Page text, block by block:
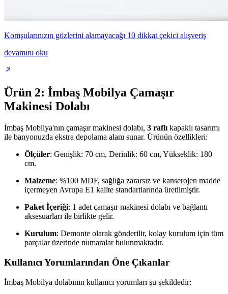
Komşularınızın gözlerini alamayacağı 10 dikkat çekici alışveriş
devamını oku
Ürün 2: İmbaş Mobilya Çamaşır
Makinesi Dolabı
İmbaş Mobilya'nın çamaşır makinesi dolabı, 3 raflı kapaklı tasarımı
ile banyonuzda ekstra depolama alanı sunar. Ürünün özellikleri:
Ölçüler: Genişlik: 70 cm, Derinlik: 60 cm, Yükseklik: 180
cm.
Malzeme: %100 MDF, sağlığa zararsız ve kanserojen madde
içermeyen Avrupa E1 kalite standartlarında üretilmiştir.
Paket İçeriği: 1 adet çamaşır makinesi dolabı ve bağlantı
aksesuarları ile birlikte gelir.
Kurulum: Demonte olarak gönderilir, kolay kurulum için tüm
parçalar üzerinde numaralar bulunmaktadır.
Kullanıcı Yorumlarından Öne Çıkanlar
İmbaş Mobilya dolabının kullanıcı yorumları şu şekildedir: